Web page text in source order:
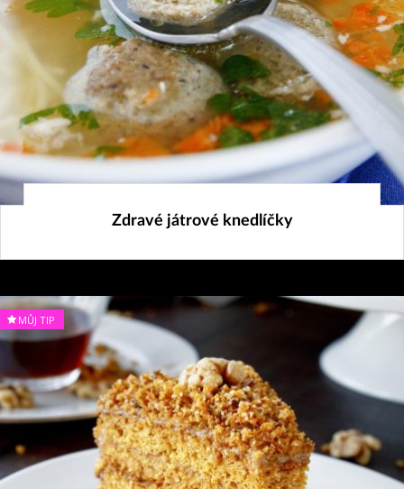
14. 3. 2019
Zdravé játrové knedlíčky
MŮJ TIP